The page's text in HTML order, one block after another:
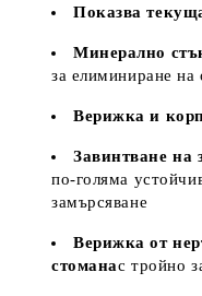
Показва
Минерално
за елиминиране на
Верижка и
Завинтване на
по-голяма
замърсяване
Верижка от
стоманас тройно